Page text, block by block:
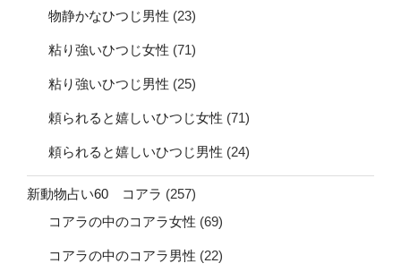
物静かなひつじ男性 (23)
粘り強いひつじ女性 (71)
粘り強いひつじ男性 (25)
頼られると嬉しいひつじ女性 (71)
頼られると嬉しいひつじ男性 (24)
新動物占い60 コアラ (257)
コアラの中のコアラ女性 (69)
コアラの中のコアラ男性 (22)